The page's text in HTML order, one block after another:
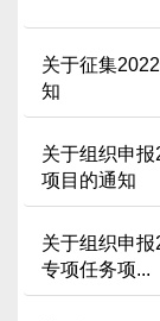
关于征集
知
关于组织申
项目的通知
关于组织申
专项任务项...